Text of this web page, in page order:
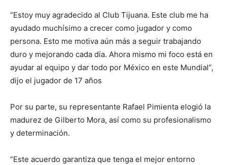
“Estoy muy agradecido al Club Tijuana. Este club me ha
ayudado muchísimo a crecer como jugador y como
persona. Esto me motiva aún más a seguir trabajando
duro y mejorando cada día. Ahora mismo mi foco está en
ayudar al equipo y dar todo por México en este Mundial”,
dijo el jugador de 17 años
Por su parte, su representante Rafael Pimienta elogió la
madurez de Gilberto Mora, así como su profesionalismo
y determinación.
“Este acuerdo garantiza que tenga el mejor entorno